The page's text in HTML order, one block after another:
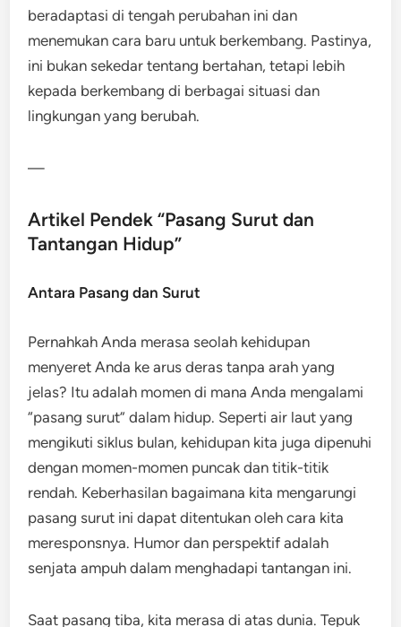
beradaptasi di tengah perubahan ini dan
menemukan cara baru untuk berkembang. Pastinya,
ini bukan sekedar tentang bertahan, tetapi lebih
kepada berkembang di berbagai situasi dan
lingkungan yang berubah.
—
Artikel Pendek “Pasang Surut dan
Tantangan Hidup”
Antara Pasang dan Surut
Pernahkah Anda merasa seolah kehidupan
menyeret Anda ke arus deras tanpa arah yang
jelas? Itu adalah momen di mana Anda mengalami
“pasang surut” dalam hidup. Seperti air laut yang
mengikuti siklus bulan, kehidupan kita juga dipenuhi
dengan momen-momen puncak dan titik-titik
rendah. Keberhasilan bagaimana kita mengarungi
pasang surut ini dapat ditentukan oleh cara kita
meresponsnya. Humor dan perspektif adalah
senjata ampuh dalam menghadapi tantangan ini.
Saat pasang tiba, kita merasa di atas dunia. Tepuk